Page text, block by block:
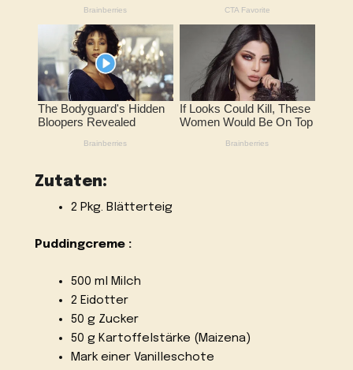
Zutaten:
2 Pkg. Blätterteig
Puddingcreme :
500 ml Milch
2 Eidotter
50 g Zucker
50 g Kartoffelstärke (Maizena)
Mark einer Vanilleschote